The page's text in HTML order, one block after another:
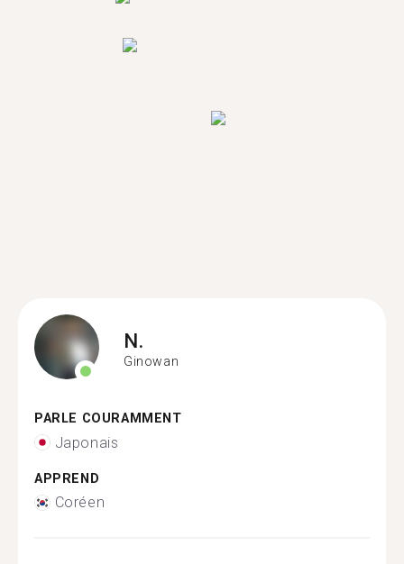
N.
Ginowan
PARLE COURAMMENT
Japonais
APPREND
Coréen